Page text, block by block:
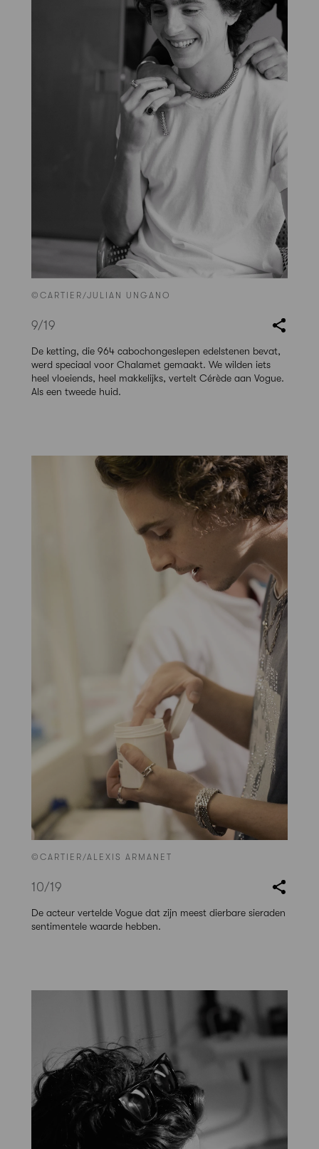
©CARTIER/JULIAN UNGANO
9/19
De ketting, die 964 cabochongeslepen edelstenen bevat,
werd speciaal voor Chalamet gemaakt. We wilden iets
heel vloeiends, heel makkelijks, vertelt Cérède aan Vogue.
Als een tweede huid.
©CARTIER/ALEXIS ARMANET
10/19
De acteur vertelde Vogue dat zijn meest dierbare sieraden
sentimentele waarde hebben.